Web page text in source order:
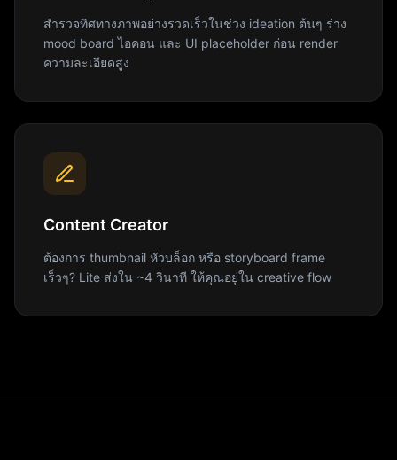
สำรวจทิศทางภาพอย่างรวดเร็วในช่วง ideation ต้นๆ ร่าง
mood board ไอคอน และ UI placeholder ก่อน render
ความละเอียดสูง
Content Creator
ต้องการ thumbnail หัวบล็อก หรือ storyboard frame
เร็วๆ? Lite ส่งใน ~4 วินาที ให้คุณอยู่ใน creative flow